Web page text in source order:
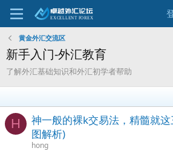
黄金外汇交流区
新手入门-外汇教育
了解外汇基础知识和外汇初学者帮助
H
神一般的裸k交易法，精髓就
图解析)
hong